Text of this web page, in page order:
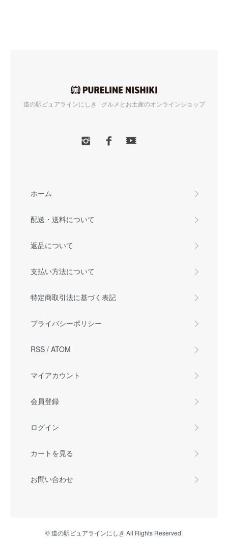
道の駅ピュアラインにしき | グルメとお土産のオンラインショップ
ホーム
配送・送料について
返品について
支払い方法について
特定商取引法に基づく表記
プライバシーポリシー
RSS / ATOM
マイアカウント
会員登録
ログイン
カートを見る
お問い合わせ
© 道の駅ピュアラインにしき All Rights Reserved.